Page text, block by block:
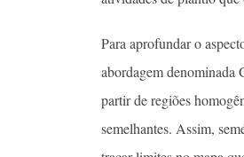
Para aprofundar o
abordagem denominada
partir de regiões
semelhantes. Assim,